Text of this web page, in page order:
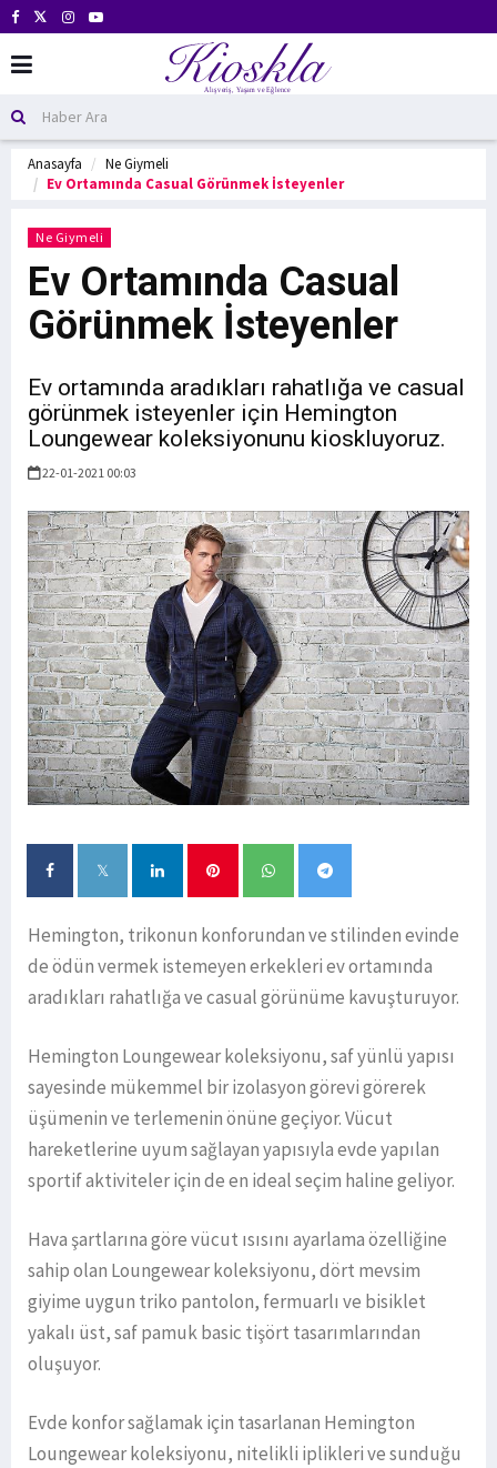
Anasayfa
Ne Giymeli
Ev Ortamında Casual Görünmek İsteyenler
Ne Giymeli
Ev Ortamında Casual
Görünmek İsteyenler
Ev ortamında aradıkları rahatlığa ve casual
görünmek isteyenler için Hemington
Loungewear koleksiyonunu kioskluyoruz.
22-01-2021 00:03
Hemington, trikonun konforundan ve stilinden evinde
de ödün vermek istemeyen erkekleri ev ortamında
aradıkları rahatlığa ve casual görünüme kavuşturuyor.
Hemington Loungewear koleksiyonu, saf yünlü yapısı
sayesinde mükemmel bir izolasyon görevi görerek
üşümenin ve terlemenin önüne geçiyor. Vücut
hareketlerine uyum sağlayan yapısıyla evde yapılan
sportif aktiviteler için de en ideal seçim haline geliyor.
Hava şartlarına göre vücut ısısını ayarlama özelliğine
sahip olan Loungewear koleksiyonu, dört mevsim
giyime uygun triko pantolon, fermuarlı ve bisiklet
yakalı üst, saf pamuk basic tişört tasarımlarından
oluşuyor.
Evde konfor sağlamak için tasarlanan Hemington
Loungewear koleksiyonu, nitelikli iplikleri ve sunduğu